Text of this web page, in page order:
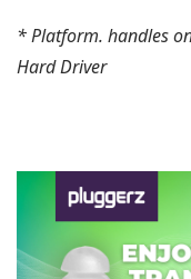
* Platform. handles
Hard Driver